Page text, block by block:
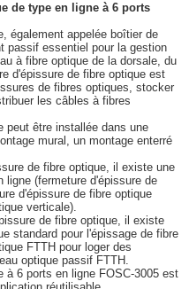
de type en ligne à 6 ports
également appelée boîtier de
passif essentiel pour la gestion
à fibre optique de la dorsale, du
d'épissure de fibre optique est
de fibres optiques, stocker
les câbles à fibres
peut être installée dans une
mural, un montage enterré
de fibre optique, il existe une
ligne (fermeture d'épissure de
d'épissure de fibre optique
verticale).
de fibre optique, il existe
standard pour l'épissage de fibre
FTTH pour loger des
optique passif FTTH.
à 6 ports en ligne FOSC-3005 est